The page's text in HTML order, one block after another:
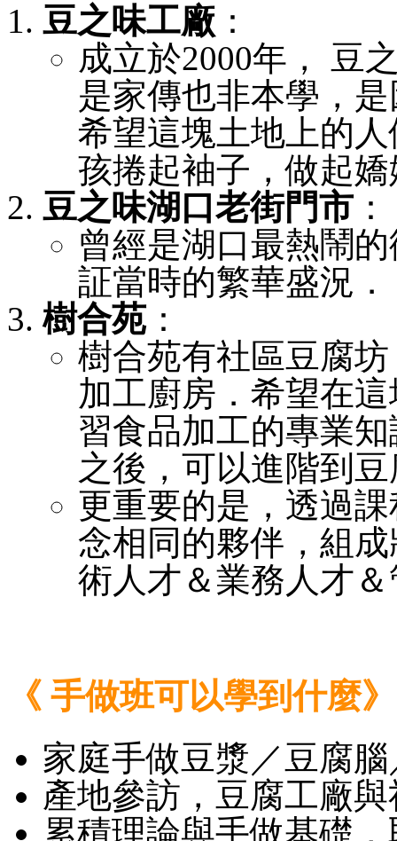
豆之味工廠 ：
成立於2000年， 豆
是家傳也非本學，
希望這塊土地上的人
孩捲起袖子，做起
豆之味湖口老街門市 ：
曾經是湖口最熱鬧
証當時的繁華盛況．
樹合苑：
樹合苑有社區豆腐
加工廚房．希望在
習食品加工的專業
之後，可以進階到
更重要的是，透過
念相同的夥伴，組
術人才＆業務人才
《 手做班可以學到什麼》
家庭手做豆漿／豆腐
產地參訪，豆腐工廠
累積理論與手做基礎